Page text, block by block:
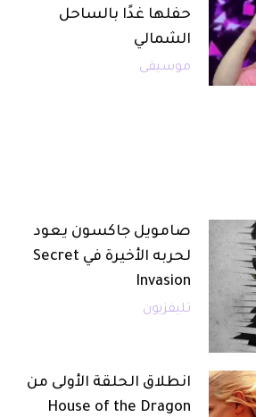
حفلها غدًا بالساحل
الشمالي
موسيقى
صامويل جاكسون يعود
لحربه الأخيرة في Secret
Invasion
تليفزيون
انطلاق الحلقة الأولى من
House of the Dragon